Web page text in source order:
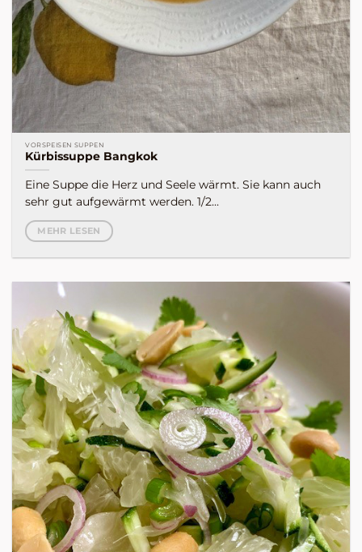
VORSPEISEN SUPPEN
Kürbissuppe Bangkok
Eine Suppe die Herz und Seele wärmt. Sie kann auch
sehr gut aufgewärmt werden. 1/2...
MEHR LESEN